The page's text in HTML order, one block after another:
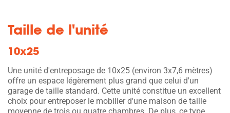
Taille de l'unité
10x25
Une unité d'entreposage de 10x25 (environ 3x7,6 mètres)
offre un espace légèrement plus grand que celui d'un
garage de taille standard. Cette unité constitue un excellent
choix pour entreposer le mobilier d'une maison de taille